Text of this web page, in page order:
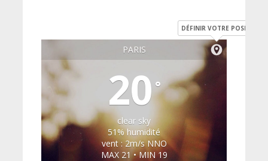
PARIS
DÉFINIR VOTRE POSITION
20°
clear sky
51% humidité
vent : 2m/s NNO
MAX 21 • MIN 19